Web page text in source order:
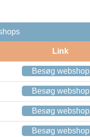
Link
Besøg webshop
Besøg webshop
Besøg webshop
Besøg webshop